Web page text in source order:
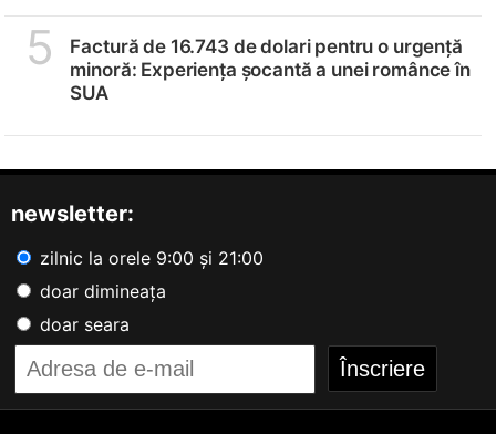
5
Factură de 16.743 de dolari pentru o urgență
minoră: Experiența șocantă a unei românce în
SUA
newsletter:
zilnic la orele 9:00 și 21:00
doar dimineața
doar seara